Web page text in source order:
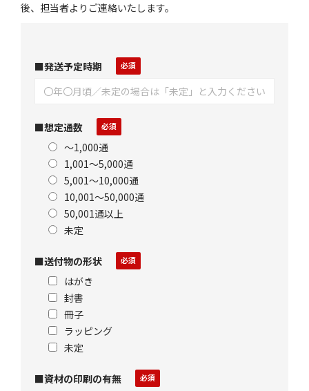
後、担当者よりご連絡いたします。
■発送予定時期
■想定通数
～1,000通
1,001～5,000通
5,001～10,000通
10,001～50,000通
50,001通以上
未定
■送付物の形状
はがき
封書
冊子
ラッピング
未定
■資材の印刷の有無